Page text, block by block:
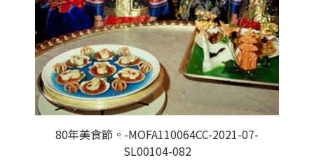
80年美食節。-MOFA110064CC-2021-07-
SL00104-082